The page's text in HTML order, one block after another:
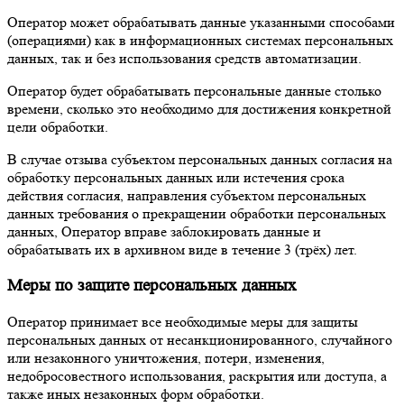
Оператор может обрабатывать данные указанными способами
(операциями) как в информационных системах персональных
данных, так и без использования средств автоматизации.
Оператор будет обрабатывать персональные данные столько
времени, сколько это необходимо для достижения конкретной
цели обработки.
В случае отзыва субъектом персональных данных согласия на
обработку персональных данных или истечения срока
действия согласия, направления субъектом персональных
данных требования о прекращении обработки персональных
данных, Оператор вправе заблокировать данные и
обрабатывать их в архивном виде в течение 3 (трёх) лет.
Меры по защите персональных данных
Оператор принимает все необходимые меры для защиты
персональных данных от несанкционированного, случайного
или незаконного уничтожения, потери, изменения,
недобросовестного использования, раскрытия или доступа, а
также иных незаконных форм обработки.